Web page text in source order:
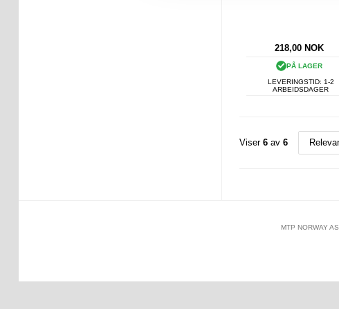
218,00 NOK
PÅ LAGER
LEVERINGSTID: 1-2
ARBEIDSDAGER
Viser 6av 6
MTP NORWAY AS